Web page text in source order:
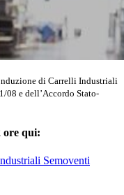
di Carrelli Industriali
08 e dell’Accordo Stato-
ore qui:
Semoventi